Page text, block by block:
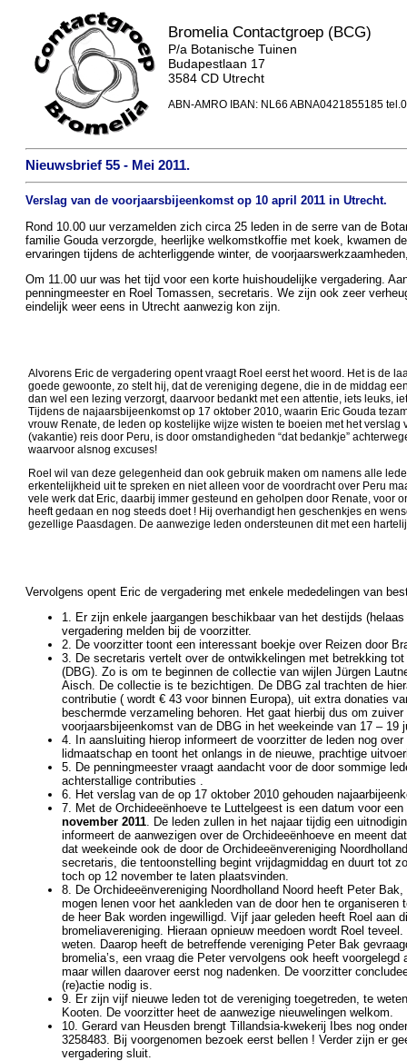
Bromelia Contactgroep (BCG)
P/a Botanische Tuinen
Budapestlaan 17
3584 CD Utrecht
ABN-AMRO IBAN: NL66 ABNA0421855185
Nieuwsbrief 55 - Mei 2011.
Verslag van de voorjaarsbijeenkomst op 10 april 2011 in Utrecht.
Rond 10.00 uur verzamelden zich circa 25 leden in de serre van de
familie Gouda verzorgde, heerlijke welkomstkoffie met koek, kwamen
ervaringen tijdens de achterliggende winter, de
Om 11.00 uur was het tijd voor een korte huishoudelijke vergadering.
penningmeester en Roel Tomassen, secretaris. We zijn ook zeer
eindelijk weer eens in Utrecht aanwezig kon zijn.
Alvorens Eric de vergadering opent vraagt Roel eerst het woord. Het is de
goede gewoonte, zo stelt hij, dat de vereniging degene, die in de middag
dan wel een lezing verzorgt, daarvoor bedankt met een attentie, iets leuks,
Tijdens de najaarsbijeenkomst op 17 oktober 2010, waarin Eric Gouda
vrouw Renate, de leden op kostelijke wijze wisten te boeien met het verslag
(vakantie) reis door Peru, is door omstandigheden “dat bedankje”
waarvoor alsnog excuses!
Roel wil van deze gelegenheid dan ook gebruik maken om namens alle
erkentelijkheid uit te spreken en niet alleen voor de voordracht over Peru
vele werk dat Eric, daarbij immer gesteund en geholpen door Renate, voor
heeft gedaan en nog steeds doet ! Hij overhandigt hen geschenkjes en
gezellige Paasdagen. De aanwezige leden ondersteunen dit met een
Vervolgens opent Eric de vergadering met enkele mededelingen van
1. Er zijn enkele jaargangen beschikbaar van het destijds
vergadering melden bij de voorzitter.
2. De voorzitter toont een interessant boekje over Reizen door
3. De secretaris vertelt over de ontwikkelingen met betrekking
(DBG). Zo is om te beginnen de collectie van wijlen Jürgen
Aisch. De collectie is te bezichtigen. De DBG zal trachten de
contributie ( wordt € 43 voor binnen Europa), uit extra donaties
beschermde verzameling behoren. Het gaat hierbij dus om
voorjaarsbijeenkomst van de DBG in het weekeinde van 17 –
4. In aansluiting hierop informeert de voorzitter de leden nog
lidmaatschap en toont het onlangs in de nieuwe, prachtige
5. De penningmeester vraagt aandacht voor de door sommige
achterstallige contributies .
6. Het verslag van de op 17 oktober 2010 gehouden
7. Met de Orchideeënhoeve te Luttelgeest is een datum voor
november 2011 . De leden zullen in het najaar tijdig een
informeert de aanwezigen over de Orchideeënhoeve en meent
dat weekeinde ook de door de Orchideeënvereniging
secretaris, die tentoonstelling begint vrijdagmiddag en duurt tot
toch op 12 november te laten plaatsvinden.
8. De Orchideeënvereniging Noordholland Noord heeft Peter
mogen lenen voor het aankleden van de door hen te
de heer Bak worden ingewilligd. Vijf jaar geleden heeft Roel aan
bromeliavereniging. Hieraan opnieuw meedoen wordt Roel
weten. Daarop heeft de betreffende vereniging Peter Bak
bromelia’s, een vraag die Peter vervolgens ook heeft
maar willen daarover eerst nog nadenken. De voorzitter
(re)actie nodig is.
9. Er zijn vijf nieuwe leden tot de vereniging toegetreden, te
Kooten. De voorzitter heet de aanwezige nieuwelingen welkom.
10. Gerard van Heusden brengt Tillandsia-kwekerij Ibes nog
3258483. Bij voorgenomen bezoek eerst bellen ! Verder zijn er
vergadering sluit.